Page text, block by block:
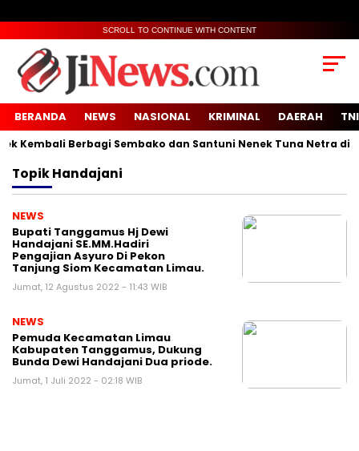
SCROLL TO CONTINUE WITH CONTENT
BERANDA NEWS NASIONAL KRIMINAL DAERAH
Berbagi Sembako dan Santuni Nenek Tuna Netra di
TopikHandajani
NEWS
Bupati Tanggamus Hj Dewi
Handajani SE.MM.Hadiri
Pengajian Asyuro Di Pekon
Tanjung Siom Kecamatan Limau.
Jumat, 12 Agustus 2022 - 11:43 WIB
NEWS
Pemuda Kecamatan Limau
Kabupaten Tanggamus, Dukung
Bunda Dewi Handajani Dua priode.
Jumat, 1 Juli 2022 - 02:18 WIB